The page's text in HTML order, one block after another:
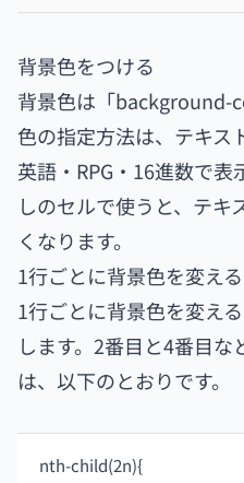
背景色をつける
背景色は「background-
色の指定方法は、テキス
英語・RPG・16進数で
しのセルで使うと、テキ
くなります。
1行ごとに背景色を変える
1行ごとに背景色を変え
します。2番目と4番目
は、以下のとおりです。
nth-child(2n){